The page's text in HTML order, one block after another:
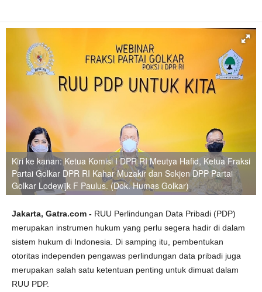
Kiri ke kanan: Ketua Komisi I DPR RI Meutya Hafid, Ketua Fraksi
Partai Golkar DPR RI Kahar Muzakir dan Sekjen DPP Partai
Golkar Lodewijk F Paulus. (Dok. Humas Golkar)
Jakarta, Gatra.com - RUU Perlindungan Data Pribadi (PDP)
merupakan instrumen hukum yang perlu segera hadir di dalam
sistem hukum di Indonesia. Di samping itu, pembentukan
otoritas independen pengawas perlindungan data pribadi juga
merupakan salah satu ketentuan penting untuk dimuat dalam
RUU PDP.